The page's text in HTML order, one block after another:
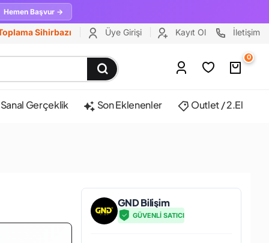
Hemen Başvur →
Sihirbazı Üye Girişi Kayıt Ol İletişim
0
Sanal Gerçeklik Son Eklenenler Outlet / 2.El
GND Bilişim
GÜVENLİ SATICI